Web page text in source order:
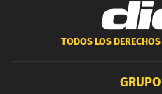
TODOS LOS